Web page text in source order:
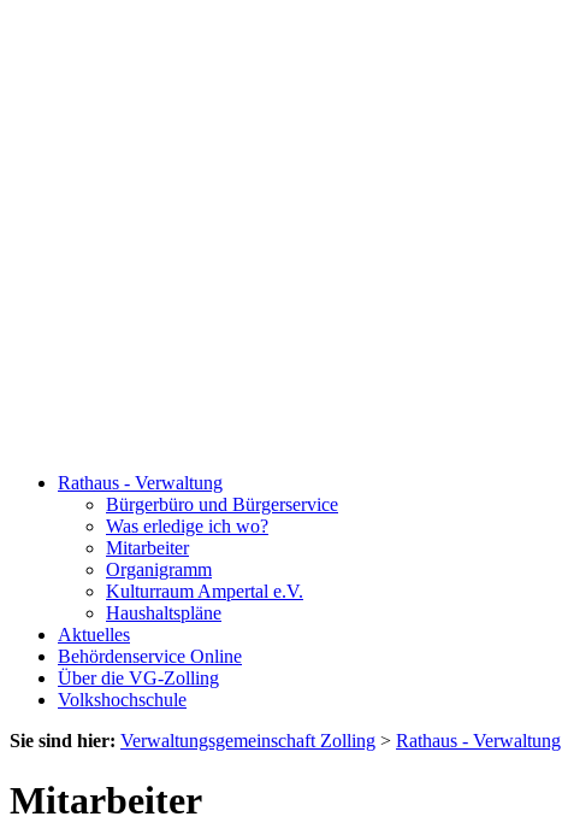
Rathaus - Verwaltung
Bürgerbüro und Bürgerservice
Was erledige ich wo?
Mitarbeiter
Organigramm
Kulturraum Ampertal e.V.
Haushaltspläne
Aktuelles
Behördenservice Online
Über die VG-Zolling
Volkshochschule
Sie sind hier: Verwaltungsgemeinschaft Zolling > Rathaus - Verwaltung
Mitarbeiter